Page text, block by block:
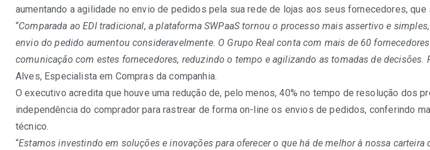
aumentando a agilidade no envio de pedidos pela sua rede de lojas aos seus fornecedores,
“Comparada ao EDI tradicional, a plataforma SWPaaS tornou o processo mais assertivo e
envio do pedido aumentou consideravelmente. O Grupo Real conta com mais de 60
comunicação com estes fornecedores, reduzindo o tempo e agilizando as tomadas de
Alves, Especialista em Compras da companhia.
O executivo acredita que houve uma redução de, pelo menos, 40% no tempo de resolução dos
independência do comprador para rastrear de forma on-line os envios de pedidos, conferindo
técnico.
“Estamos investindo em soluções e inovações para oferecer o que há de melhor à nossa